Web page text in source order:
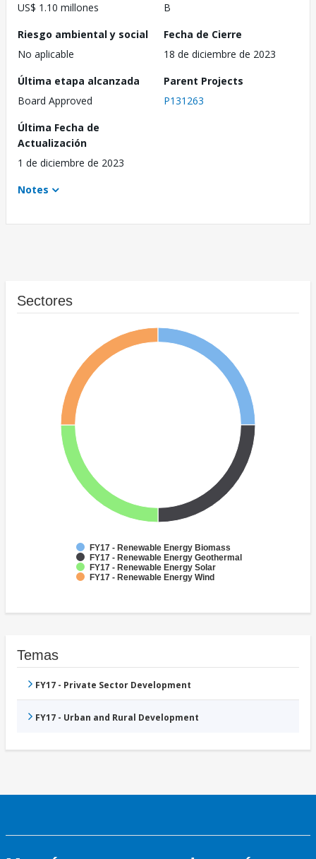
US$ 1.10 millones
B
Riesgo ambiental y social
No aplicable
Fecha de Cierre
18 de diciembre de 2023
Última etapa alcanzada
Board Approved
Parent Projects
P131263
Última Fecha de
Actualización
1 de diciembre de 2023
Notes
Sectores
FY17 - Renewable Energy Biomass
FY17 - Renewable Energy Geothermal
FY17 - Renewable Energy Solar
FY17 - Renewable Energy Wind
Temas
FY17 - Private Sector Development
FY17 - Urban and Rural Development